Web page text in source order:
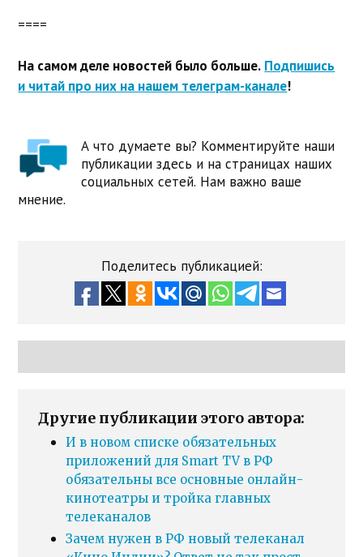
====
На самом деле новостей было больше. Подпишись
и читай про них на нашем телеграм-канале!
А что думаете вы? Комментируйте наши
публикации здесь и на страницах наших
социальных сетей. Нам важно ваше
мнение.
Поделитесь публикацией:
Другие публикации этого автора:
И в новом списке обязательных
приложений для Smart TV в РФ
обязательны все основные онлайн-
кинотеатры и тройка главных
телеканалов
Зачем нужен в РФ новый телеканал